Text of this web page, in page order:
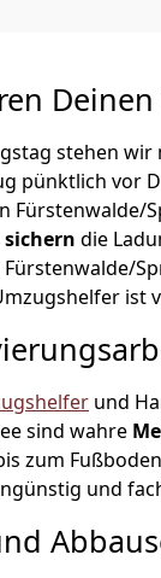
stehen wir
pünktlich vor
Fürstenwalde/
sichern die
ist
und
sind wahre
zum
und